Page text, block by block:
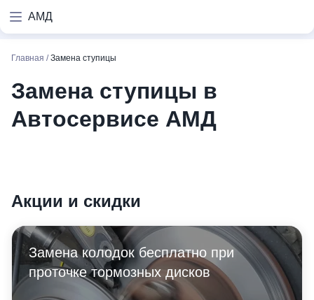
АМД
Главная /Замена ступицы
Замена ступицы в
Автосервисе АМД
Акции и скидки
Замена колодок бесплатно при
проточке тормозных дисков